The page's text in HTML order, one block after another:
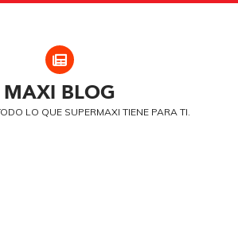
MAXI BLOG
LO QUE SUPERMAXI TIENE PARA TI.